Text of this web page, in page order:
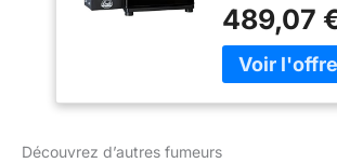
sur le
fumée Le
dispose de 4
489,07
Découvrez d’autres fumeurs